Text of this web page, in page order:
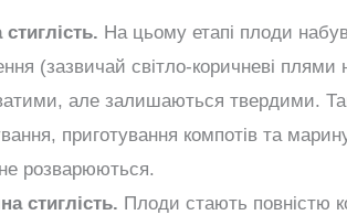
стиглість. На цьому етапі плоди
(зазвичай світло-коричневі
але залишаються твердими.
приготування компотів та
розварюються.
стиглість. Плоди стають повністю